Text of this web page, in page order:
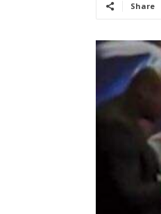
Share